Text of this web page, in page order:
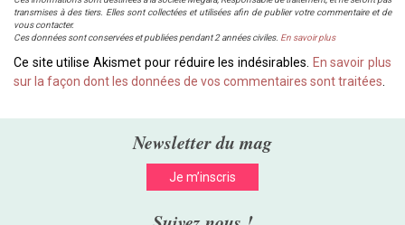
transmises à des tiers. Elles sont collectées et utilisées afin de publier votre commentaire et de
vous contacter.
Ces données sont conservées et publiées pendant 2 années civiles. En savoir plus
Ce site utilise Akismet pour réduire les indésirables. En savoir plus
sur la façon dont les données de vos commentaires sont traitées.
Newsletter du mag
Je m’inscris